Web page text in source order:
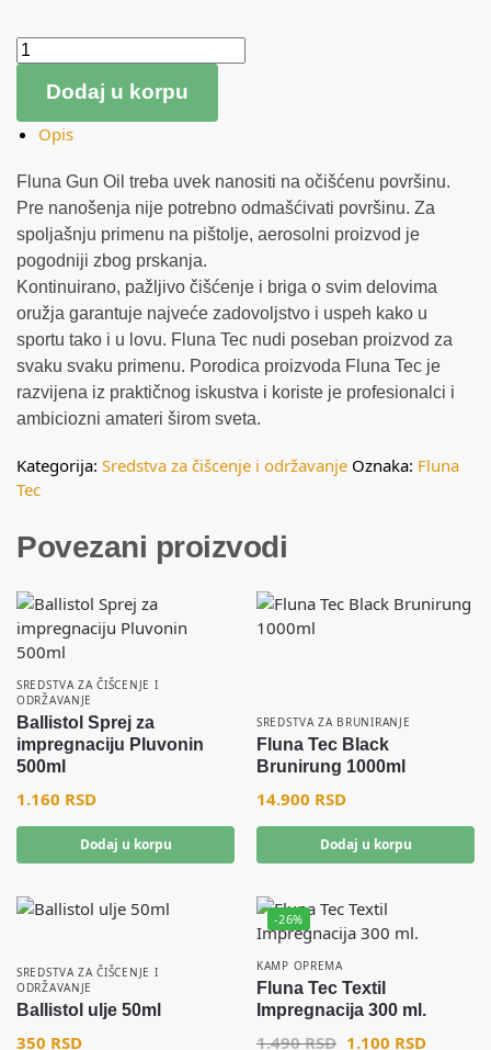
Dodaj u korpu
Opis
Fluna Gun Oil treba uvek nanositi na očišćenu površinu.
Pre nanošenja nije potrebno odmašćivati površinu. Za
spoljašnju primenu na pištolje, aerosolni proizvod je
pogodniji zbog prskanja.
Kontinuirano, pažljivo čišćenje i briga o svim delovima
oružja garantuje najveće zadovoljstvo i uspeh kako u
sportu tako i u lovu. Fluna Tec nudi poseban proizvod za
svaku svaku primenu. Porodica proizvoda Fluna Tec je
razvijena iz praktičnog iskustva i koriste je profesionalci i
ambiciozni amateri širom sveta.
Kategorija: Sredstva za čišcenje i održavanje Oznaka: Fluna
Tec
Povezani proizvodi
SREDSTVA ZA ČIŠCENJE I
ODRŽAVANJE
Ballistol Sprej za
impregnaciju Pluvonin
500ml
1.160 RSD
Dodaj u korpu
SREDSTVA ZA BRUNIRANJE
Fluna Tec Black
Brunirung 1000ml
14.900 RSD
Dodaj u korpu
SREDSTVA ZA ČIŠCENJE I
ODRŽAVANJE
Ballistol ulje 50ml
350 RSD
-26%
KAMP OPREMA
Fluna Tec Textil
Impregnacija 300 ml.
1.490RSD 1.100 RSD